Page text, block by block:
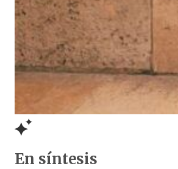
En síntesis